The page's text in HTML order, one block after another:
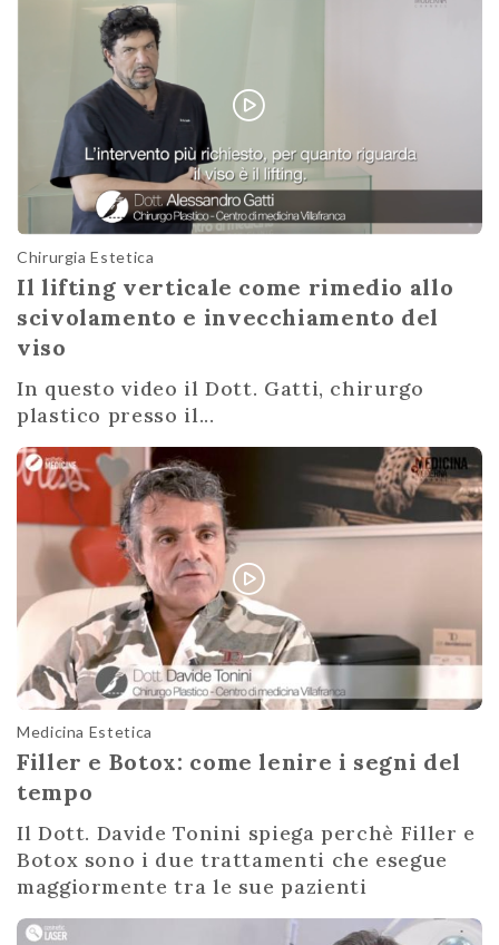
Chirurgia Estetica
Il lifting verticale come rimedio allo
scivolamento e invecchiamento del
viso
In questo video il Dott. Gatti, chirurgo
plastico presso il...
Medicina Estetica
Filler e Botox: come lenire i segni del
tempo
Il Dott. Davide Tonini spiega perchè Filler e
Botox sono i due trattamenti che esegue
maggiormente tra le sue pazienti